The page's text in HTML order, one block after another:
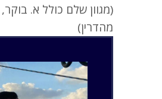
(מגוון שלם כולל א.
מהדרין)